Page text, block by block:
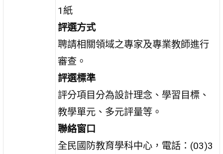
1紙
評選方式
聘請相關領域之專家及專業教師進行
審查。
評選標準
評分項目分為設計理念、學習目標、
教學單元、多元評量等。
聯絡窗口
全民國防教育學科中心，電話：(03)3